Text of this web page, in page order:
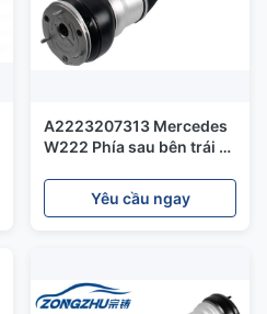
A2223207313 Mercedes
W222 Phía sau bên trái xe
Shock Absorbers
Yêu cầu ngay